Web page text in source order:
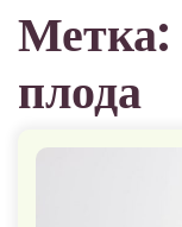
Метка:
плода